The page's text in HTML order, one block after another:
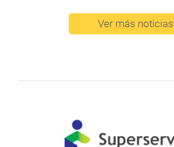
Ver más noticias